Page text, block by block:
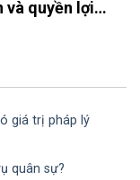
và quyền lợi
giá trị pháp lý
quân sự?